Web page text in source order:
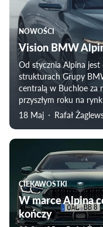
NOWOŚCI
Vision BMW
Od stycznia Alpina
strukturach Grupy
centralą w Buchloe za
przyszłym roku na
samochód sportowy,
podłogowej Serii 7.
18 Maj Rafał
CIEKAWOSTKI
W marce Alpina
kończy